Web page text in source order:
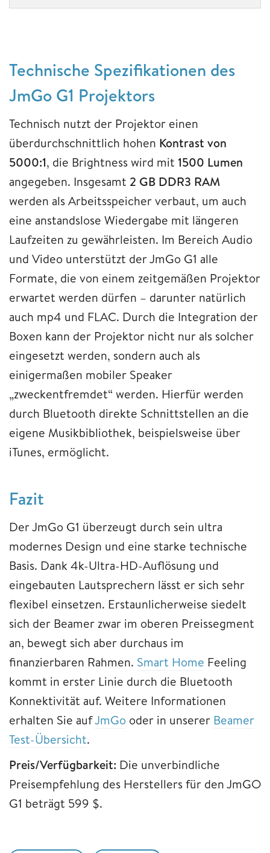
Technische Spezifikationen des
JmGo G1 Projektors
Technisch nutzt der Projektor einen
überdurchschnittlich hohen Kontrast von
5000:1, die Brightness wird mit 1500 Lumen
angegeben. Insgesamt 2 GB DDR3 RAM
werden als Arbeitsspeicher verbaut, um auch
eine anstandslose Wiedergabe mit längeren
Laufzeiten zu gewährleisten. Im Bereich Audio
und Video unterstützt der JmGo G1 alle
Formate, die von einem zeitgemäßen Projektor
erwartet werden dürfen – darunter natürlich
auch mp4 und FLAC. Durch die Integration der
Boxen kann der Projektor nicht nur als solcher
eingesetzt werden, sondern auch als
einigermaßen mobiler Speaker
„zweckentfremdet“ werden. Hierfür werden
durch Bluetooth direkte Schnittstellen an die
eigene Musikbibliothek, beispielsweise über
iTunes, ermöglicht.
Fazit
Der JmGo G1 überzeugt durch sein ultra
modernes Design und eine starke technische
Basis. Dank 4k-Ultra-HD-Auflösung und
eingebauten Lautsprechern lässt er sich sehr
flexibel einsetzen. Erstaunlicherweise siedelt
sich der Beamer zwar im oberen Preissegment
an, bewegt sich aber durchaus im
finanzierbaren Rahmen. Smart Home Feeling
kommt in erster Linie durch die Bluetooth
Konnektivität auf. Weitere Informationen
erhalten Sie aufJmGo oder in unserer Beamer
Test-Übersicht.
Preis/Verfügbarkeit: Die unverbindliche
Preisempfehlung des Herstellers für den JmGO
G1 beträgt 599 $.